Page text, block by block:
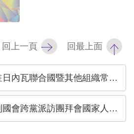
回上一頁 回最上面
合國暨其他組織常任代表組團來台，與人權會交流人權議題
派訪團拜會國家人權委員會 交流人權議題及雙方人權教育合作